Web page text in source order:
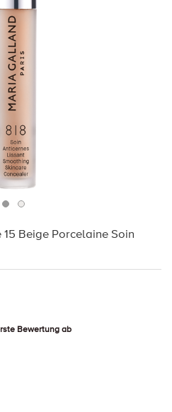
Beige Porcelaine Soin
Bewertung ab